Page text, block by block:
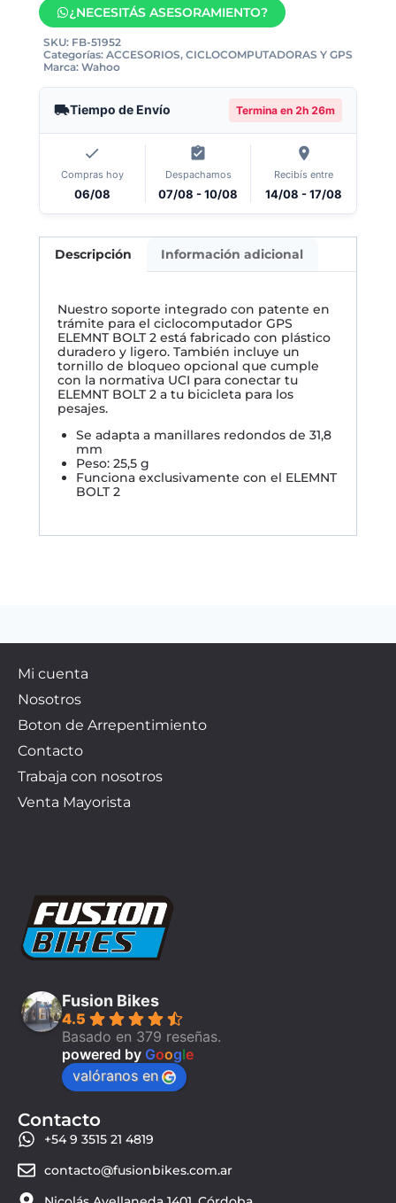
¿NECESITÁS ASESORAMIENTO?
SKU: FB-51952
Categorías: ACCESORIOS, CICLOCOMPUTADORAS Y GPS
Marca: Wahoo
Tiempo de Envío Termina en 2h 26m
Compras hoy
06/08
Despachamos
07/08 - 10/08
Recibís entre
14/08 - 17/08
Descripción Información adicional
Nuestro soporte integrado con patente en
trámite para el ciclocomputador GPS
ELEMNT BOLT 2 está fabricado con plástico
duradero y ligero. También incluye un
tornillo de bloqueo opcional que cumple
con la normativa UCI para conectar tu
ELEMNT BOLT 2 a tu bicicleta para los
pesajes.
Se adapta a manillares redondos de 31,8
mm
Peso: 25,5 g
Funciona exclusivamente con el ELEMNT
BOLT 2
Mi cuenta
Nosotros
Boton de Arrepentimiento
Contacto
Trabaja con nosotros
Venta Mayorista
Fusion Bikes
4.5
Basado en 379 reseñas.
powered by Google
valóranos en
Contacto
+54 9 3515 21 4819
contacto@fusionbikes.com.ar